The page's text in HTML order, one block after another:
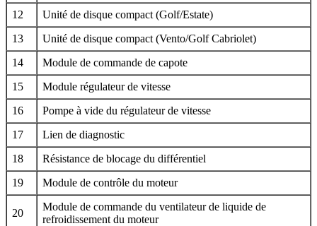
12
Unité de disque compact (Golf/Estate)
13
Unité de disque compact (Vento/Golf Cabriolet)
14
Module de commande de capote
15
Module régulateur de vitesse
16
Pompe à vide du régulateur de vitesse
17
Lien de diagnostic
18
Résistance de blocage du différentiel
19
Module de contrôle du moteur
20
Module de commande du ventilateur de liquide de
refroidissement du moteur